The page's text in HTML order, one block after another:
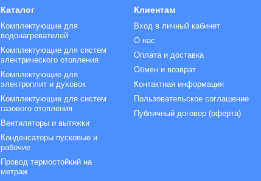
Каталог
Комплектующие для
водонагревателей
Комплектующие для систем
электрического отопления
Комплектующие для
электроплит и духовок
Комплектующие для систем
газового отопления
Вентиляторы и вытяжки
Конденсаторы пусковые и
рабочие
Провод термостойкий на
метраж
Клиентам
Вход в личный кабинет
О нас
Оплата и доставка
Обмен и возврат
Контактная информация
Пользовательское соглашение
Публичный договор (оферта)